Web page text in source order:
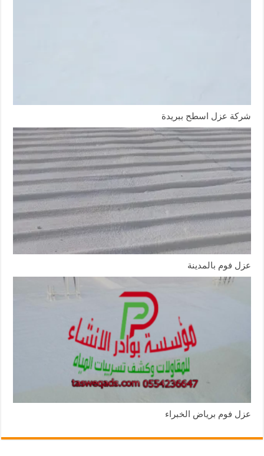
شركة عزل اسطح ببريدة
عزل فوم بالمدينة
عزل فوم برياض الخبراء